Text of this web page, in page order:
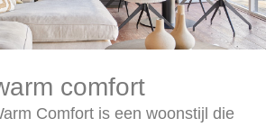
comfort
Comfort is een woonstijl die